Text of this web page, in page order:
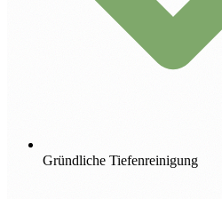
Gründliche Tiefenreinigung